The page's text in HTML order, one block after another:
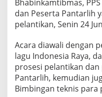
g
a
s
P
n
t
a
r
l
i
Bhabinkamtibmas,
dan Peserta Pantarlih
pelantikan, Senin 24
Acara diawali dengan
lagu Indonesia Raya,
prosesi pelantikan
Pantarlih, kemudian
Bimbingan teknis para